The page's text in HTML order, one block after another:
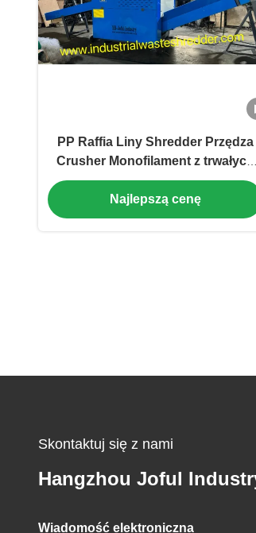
PP Raffia Liny Shredder Przędza
Crusher Monofilament z trwałych
wydajnych ostrzy obrotowych
HRC> 60
Najlepszą cenę
Skontaktuj się z nami
Hangzhou Joful
Wiadomość elektroniczna